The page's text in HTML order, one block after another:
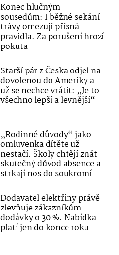
Konec hlučným
sousedům: I běžné sekání
trávy omezují přísná
pravidla. Za porušení hrozí
pokuta
Starší pár z Česka odjel na
dovolenou do Ameriky a
už se nechce vrátit: „Je to
všechno lepší a levnější“
„Rodinné důvody“ jako
omluvenka dítěte už
nestačí. Školy chtějí znát
skutečný důvod absence a
strkají nos do soukromí
Dodavatel elektřiny právě
zlevňuje zákazníkům
dodávky o 30 %. Nabídka
platí jen do konce roku